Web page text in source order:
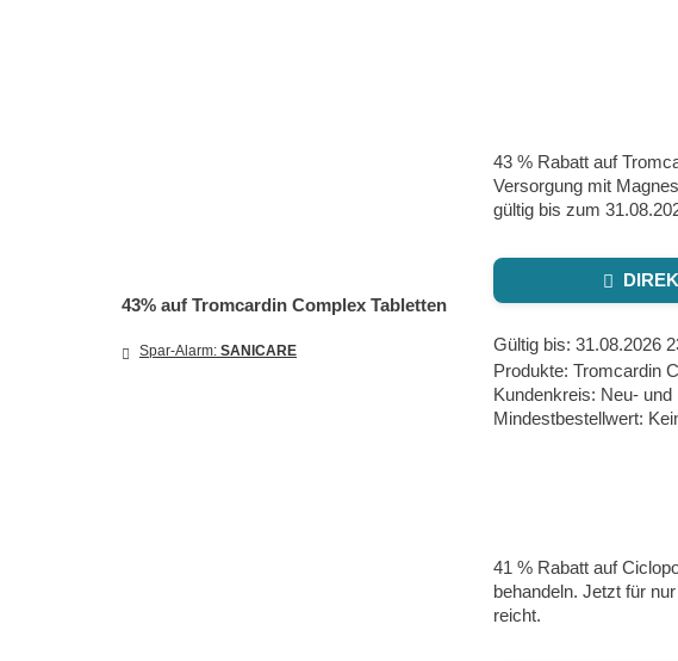
43% auf Tromcardin Complex Tabletten
Spar-Alarm: SANICARE
43 % Rabatt auf
Versorgung mit
gültig bis zum
Gültig bis: 31.08.2026
Produkte: Tromcardin
Kundenkreis: Neu-
Mindestbestellwert:
41 % Rabatt auf
behandeln. Jetzt für
reicht.